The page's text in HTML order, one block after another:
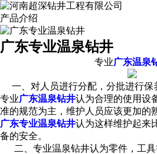
产品介绍
广东专业温泉钻井
专业广东温泉
一、对人员进行分配，分批进行保
专业广东温泉钻井认为合理的使用设
准的规范为主，维护人员应该更加的
广东专业温泉钻井认为这样维护起来
备的安全。
二、专业温泉钻井认为零件，工具